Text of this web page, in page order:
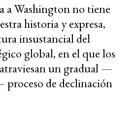
a Washington no tiene
historia y expresa,
insustancial del
global, en el que los
un gradual —
proceso de declinación